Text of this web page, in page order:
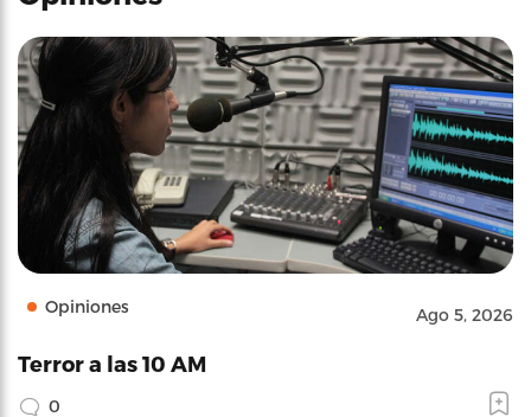
Opiniones Ago 5, 2026
Terror a las 10 AM
0